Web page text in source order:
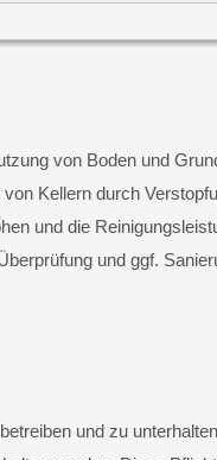
von Boden und
Kellern durch
und die
und ggf.
und zu